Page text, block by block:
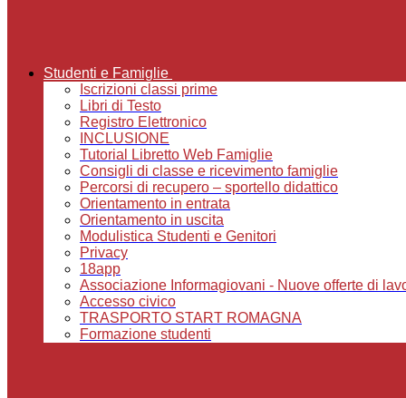
Studenti e Famiglie
Iscrizioni classi prime
Libri di Testo
Registro Elettronico
INCLUSIONE
Tutorial Libretto Web Famiglie
Consigli di classe e ricevimento famiglie
Percorsi di recupero – sportello didattico
Orientamento in entrata
Orientamento in uscita
Modulistica Studenti e Genitori
Privacy
18app
Associazione Informagiovani - Nuove offerte di
Accesso civico
TRASPORTO START ROMAGNA
Formazione studenti